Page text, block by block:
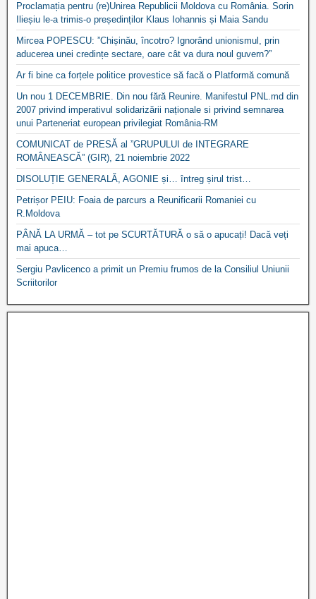
Proclamația pentru (re)Unirea Republicii Moldova cu România. Sorin
Ilieșiu le-a trimis-o președinților Klaus Iohannis și Maia Sandu
Mircea POPESCU: ”Chișinău, încotro? Ignorând unionismul, prin
aducerea unei credințe sectare, oare cât va dura noul guvern?”
Ar fi bine ca forțele politice provestice să facă o Platformă comună
Un nou 1 DECEMBRIE. Din nou fără Reunire. Manifestul PNL.md din
2007 privind imperativul solidarizării naționale si privind semnarea
unui Parteneriat european privilegiat România-RM
COMUNICAT de PRESĂ al ”GRUPULUI de INTEGRARE
ROMÂNEASCĂ” (GIR), 21 noiembrie 2022
DISOLUȚIE GENERALĂ, AGONIE și… întreg șirul trist…
Petrișor PEIU: Foaia de parcurs a Reunificarii Romaniei cu
R.Moldova
PÂNĂ LA URMĂ – tot pe SCURTĂTURĂ o să o apucați! Dacă veți
mai apuca…
Sergiu Pavlicenco a primit un Premiu frumos de la Consiliul Uniunii
Scriitorilor